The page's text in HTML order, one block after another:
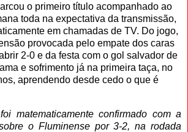
o primeiro título acompanhado ao
toda na expectativa da transmissão,
em chamadas de TV. Do jogo,
provocada pelo empate dos caras
2-0 e da festa com o gol salvador de
e sofrimento já na primeira taça, no
aprendendo desde cedo o que é
matematicamente confirmado com a
o Fluminense por 3-2, na rodada